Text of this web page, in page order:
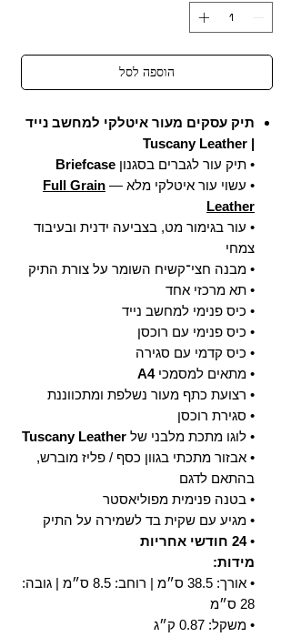
הוספה לסל
תיק עסקים מעור איטלקי למחשב נייד
| Tuscany Leather
• תיק עור לגברים בסגנון Briefcase
• עשוי עור איטלקי מלא — Full Grain
Leather
• עור בגימור מט, בצביעה ידנית ובעיבוד
צמחי
• מבנה חצי־קשיח השומר על צורת התיק
• תא מרכזי אחד
• כיס פנימי למחשב נייד
• כיס פנימי עם רוכסן
• כיס קדמי עם סגירה
• מתאים למסמכיA4
• רצועת כתף מעור נשלפת ומתכווננת
• סגירת רוכסן
• לוגו מתכת מלבני של Tuscany Leather
• אבזור מתכתי בגוון כסף / פליז מוברש,
בהתאם לדגם
• בטנה פנימית מפוליאסטר
• מגיע עם שקית בד לשמירה על התיק
•24 חודשי אחריות
מידות:
• אורך: 38.5 ס״מ | רוחב: 8.5 ס״מ | גובה:
28 ס״מ
• משקל: 0.87 ק״ג